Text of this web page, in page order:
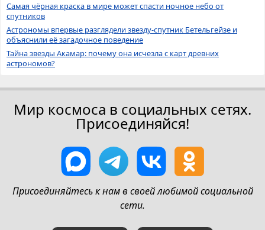
Самая чёрная краска в мире может спасти ночное небо от
спутников
Астрономы впервые разглядели звезду-спутник Бетельгейзе и
объяснили её загадочное поведение
Тайна звезды Акамар: почему она исчезла с карт древних
астрономов?
Мир космоса в социальных сетях.
Присоединяйся!
Присоединяйтесь к нам в своей любимой социальной
сети.